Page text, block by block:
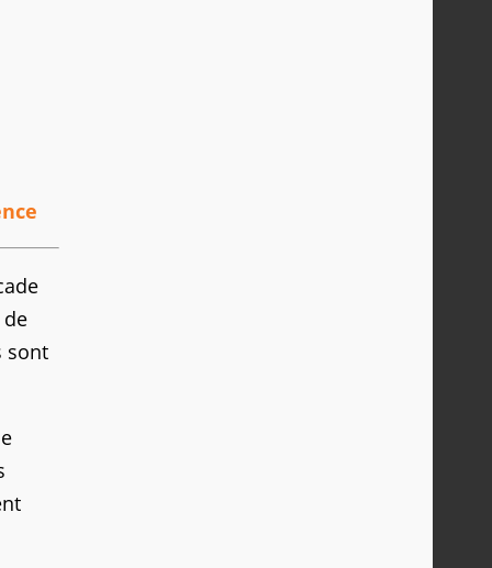
sont